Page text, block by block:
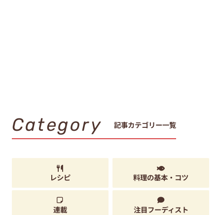
Category 記事カテゴリー一覧
レシピ 料理の基本・コツ
連載 注目フーディスト